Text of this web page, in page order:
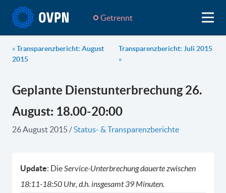
Getrennt
«Transparenzbericht: August
2015
Transparenzbericht: Juli 2015
»
Geplante Dienstunterbrechung 26.
August: 18.00-20:00
26 August 2015/Status- & Transparenzberichte
Update: DieService-Unterbrechung dauerte zwischen
18:11-18:50 Uhr, d.h. insgesamt 39 Minuten.